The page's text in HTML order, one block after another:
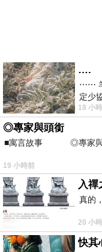
….
⋯⋯
定少
不是
18 小
◎專家與頭銜
■寓言故事 ◎專家與
⊕潘文
之谷」裡——
19 小時前
入禪
真的
20 小
快其